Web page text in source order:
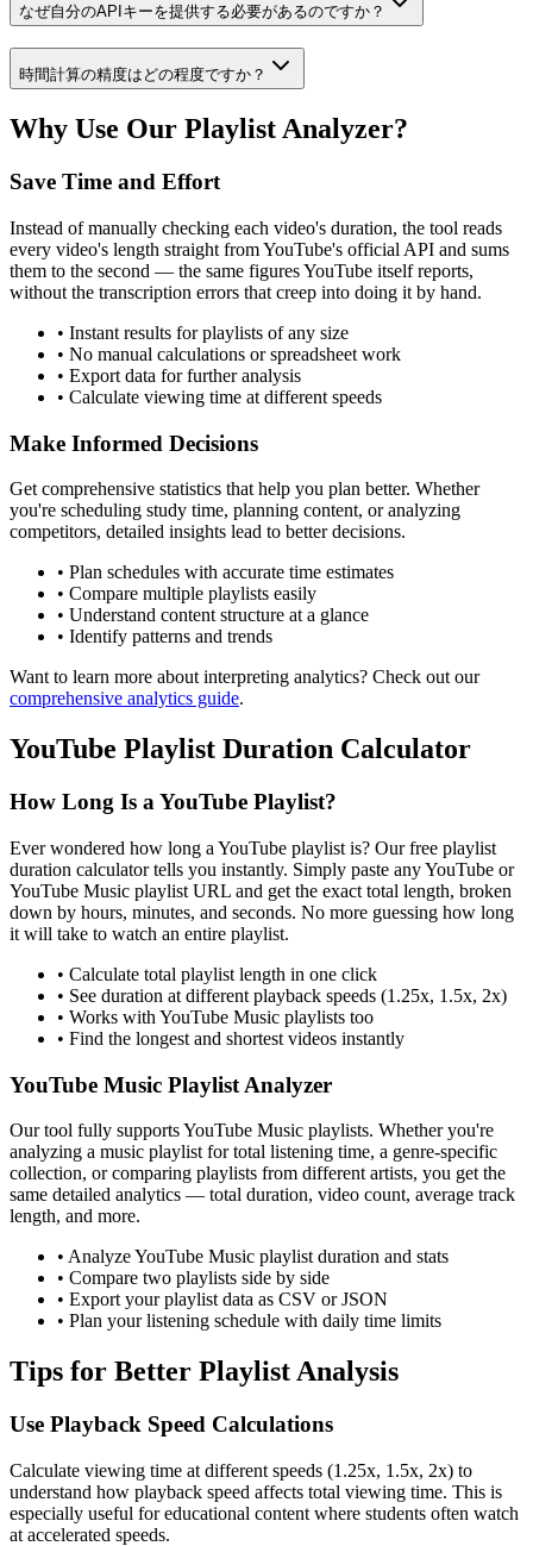
なぜ自分のAPIキーを提供する必要があるのですか？
時間計算の精度はどの程度ですか？
Why Use Our Playlist Analyzer?
Save Time and Effort
Instead of manually checking each video's duration, the tool reads
every video's length straight from YouTube's official API and sums
them to the second — the same figures YouTube itself reports,
without the transcription errors that creep into doing it by hand.
• Instant results for playlists of any size
• No manual calculations or spreadsheet work
• Export data for further analysis
• Calculate viewing time at different speeds
Make Informed Decisions
Get comprehensive statistics that help you plan better. Whether
you're scheduling study time, planning content, or analyzing
competitors, detailed insights lead to better decisions.
• Plan schedules with accurate time estimates
• Compare multiple playlists easily
• Understand content structure at a glance
• Identify patterns and trends
Want to learn more about interpreting analytics? Check out our
comprehensive analytics guide.
YouTube Playlist Duration Calculator
How Long Is a YouTube Playlist?
Ever wondered how long a YouTube playlist is? Our free playlist
duration calculator tells you instantly. Simply paste any YouTube or
YouTube Music playlist URL and get the exact total length, broken
down by hours, minutes, and seconds. No more guessing how long
it will take to watch an entire playlist.
• Calculate total playlist length in one click
• See duration at different playback speeds (1.25x, 1.5x, 2x)
• Works with YouTube Music playlists too
• Find the longest and shortest videos instantly
YouTube Music Playlist Analyzer
Our tool fully supports YouTube Music playlists. Whether you're
analyzing a music playlist for total listening time, a genre-specific
collection, or comparing playlists from different artists, you get the
same detailed analytics — total duration, video count, average track
length, and more.
• Analyze YouTube Music playlist duration and stats
• Compare two playlists side by side
• Export your playlist data as CSV or JSON
• Plan your listening schedule with daily time limits
Tips for Better Playlist Analysis
Use Playback Speed Calculations
Calculate viewing time at different speeds (1.25x, 1.5x, 2x) to
understand how playback speed affects total viewing time. This is
especially useful for educational content where students often watch
at accelerated speeds.